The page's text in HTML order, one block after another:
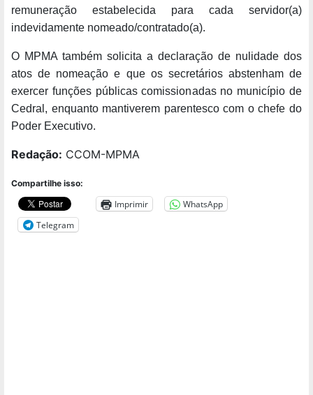
remuneração estabelecida para cada servidor(a)
indevidamente nomeado/contratado(a).
O MPMA também solicita a declaração de nulidade dos
atos de nomeação e que os secretários abstenham de
exercer funções públicas comissionadas no município de
Cedral, enquanto mantiverem parentesco com o chefe do
Poder Executivo.
Redação: CCOM-MPMA
Compartilhe isso:
Imprimir
WhatsApp
Telegram